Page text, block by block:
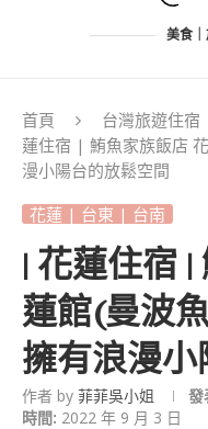
美食
首頁 台灣旅遊住宿
蓮住宿 | 鮪魚家族飯店
漫小陽台的放鬆空間
花蓮 | 台東 | 台南
| 花蓮住宿
蓮館(曼波
擁有浪漫
作者 by 菲菲吳小姐 發
時間: 2022 年 9 月 3 日